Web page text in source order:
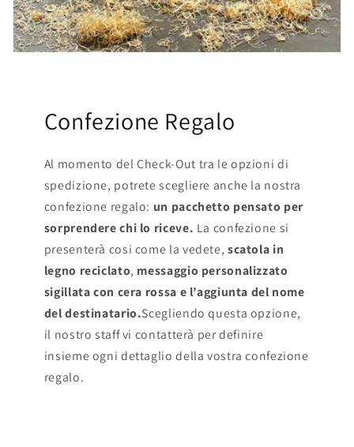
Confezione Regalo
Al momento del Check-Out tra le opzioni di
spedizione, potrete scegliere anche la nostra
confezione regalo: un pacchetto pensato per
sorprendere chi lo riceve. La confezione si
presenterà cosi come la vedete, scatola in
legno reciclato, messaggio personalizzato
sigillata con cera rossa e l’aggiunta del nome
del destinatario.Scegliendo questa opzione,
il nostro staff vi contatterà per definire
insieme ogni dettaglio della vostra confezione
regalo.